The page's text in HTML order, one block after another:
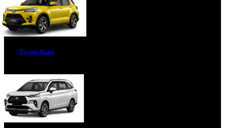
Toyota Raize